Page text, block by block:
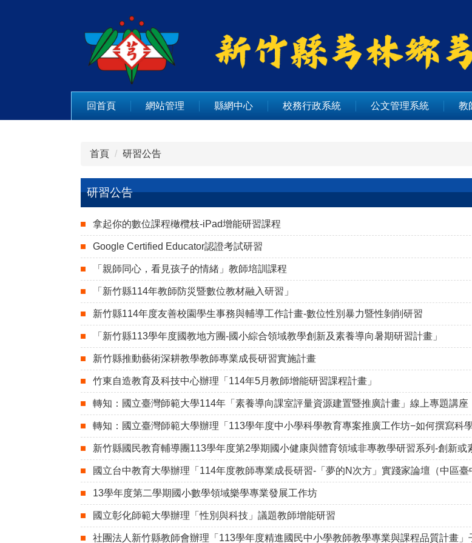
回首頁
網站管理 縣網中心 校務行政系統 公文管理系統 教
首頁 研習公告
研習公告
拿起你的數位課程橄欖枝-iPad增能研習課程
Google Certified Educator認證考試研習
「親師同心，看見孩子的情緒」教師培訓課程
「新竹縣114年教師防災暨數位教材融入研習」
新竹縣114年度友善校園學生事務與輔導工作計畫-數位性別暴力暨性剝削研習
「新竹縣113學年度國教地方團-國小綜合領域教學創新及素養導向暑期研習計畫」
新竹縣推動藝術深耕教學教師專業成長研習實施計畫
竹東自造教育及科技中心辦理「114年5月教師增能研習課程計畫」
轉知：國立臺灣師範大學114年「素養導向課室評量資源建置暨推廣計畫」線上專題講座
轉知：國立臺灣師範大學辦理「113學年度中小學科學教育專案推廣工作坊−如何撰寫科
新竹縣國民教育輔導團113學年度第2學期國小健康與體育領域非專教學研習系列-創新
國立台中教育大學辦理「114年度教師專業成長研習-「夢的N次方」實踐家論壇（中區臺
13學年度第二學期國小數學領域樂學專業發展工作坊
國立彰化師範大學辦理「性別與科技」議題教師增能研習
社團法人新竹縣教師會辦理「113學年度精進國民中小學教師教學專業與課程品質計畫」